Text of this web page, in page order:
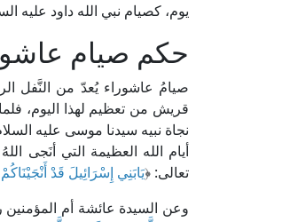
يوم، كصيام نبي الله داود عليه
حكم صيام
صيامُ عاشوراء يُعدّ من النَّفل
قريش من تعظيم لهذا اليوم،
نجاة نبيه سيدنا موسى عليه
أيام الله العظيمة التي أنَجى
تعالى: ﴿يَابَنِي إِسْرَائِيلَ قَدْ
وعن السيدة عائشة أم